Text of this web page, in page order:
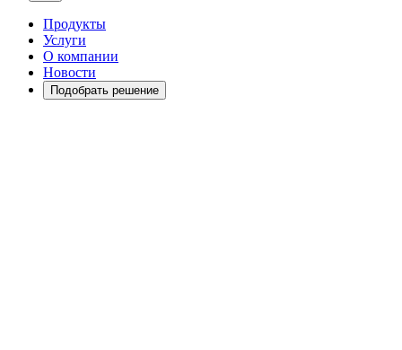
Продукты
Услуги
О компании
Новости
Подобрать решение